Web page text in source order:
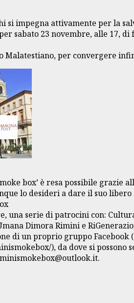
si impegna attivamente per la
sabato 23 novembre, alle 17,
per convergere
box’ è resa possibile grazie
lo desideri a dare il suo
una serie di patrocini con:
Dimora Rimini e
di un proprio gruppo
), da dove si